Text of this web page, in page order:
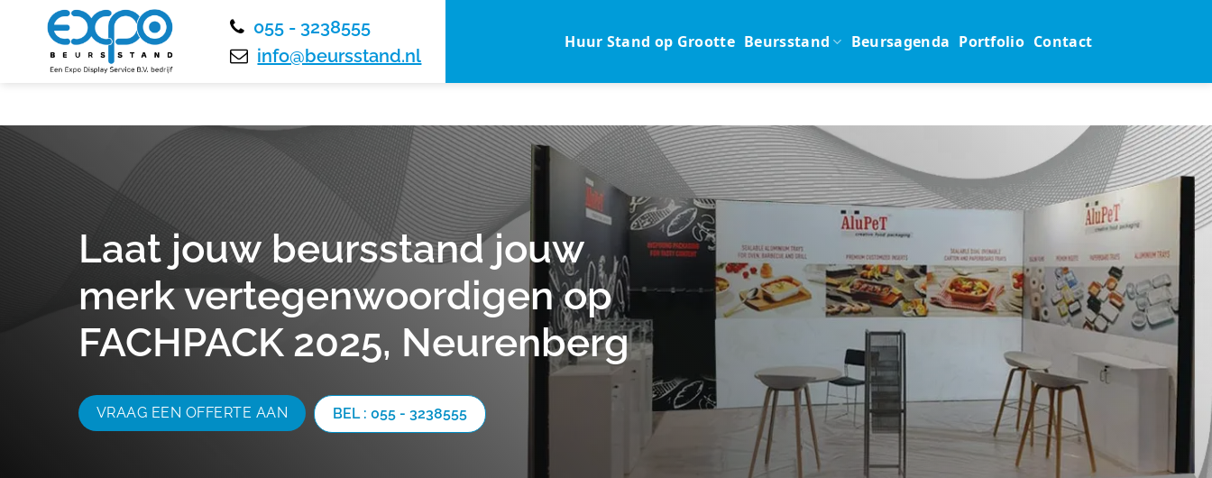
055 - 3238555
info@beursstand.nl
Huur Stand op Grootte Beursstand Beursagenda Portfolio Contact
Laat jouw beursstand jouw
merk vertegenwoordigen op
FACHPACK 2025, Neurenberg
VRAAG EEN OFFERTE AAN BEL : 055 - 3238555